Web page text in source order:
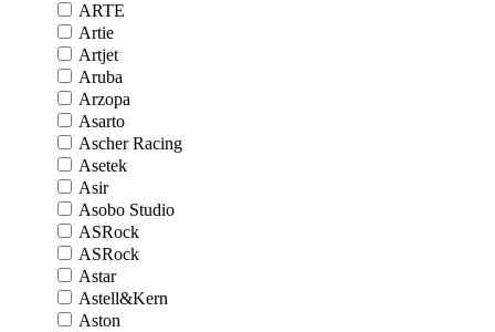
ARTE
Artie
Artjet
Aruba
Arzopa
Asarto
Ascher Racing
Asetek
Asir
Asobo Studio
ASRock
ASRock
Astar
Astell&Kern
Aston